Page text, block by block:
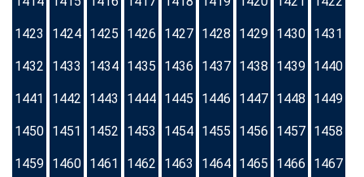
1423 1424 1425 1426 1427 1428 1429 1430 1431
1432 1433 1434 1435 1436 1437 1438 1439 1440
1441 1442 1443 1444 1445 1446 1447 1448 1449
1450 1451 1452 1453 1454 1455 1456 1457 1458
1459 1460 1461 1462 1463 1464 1465 1466 1467